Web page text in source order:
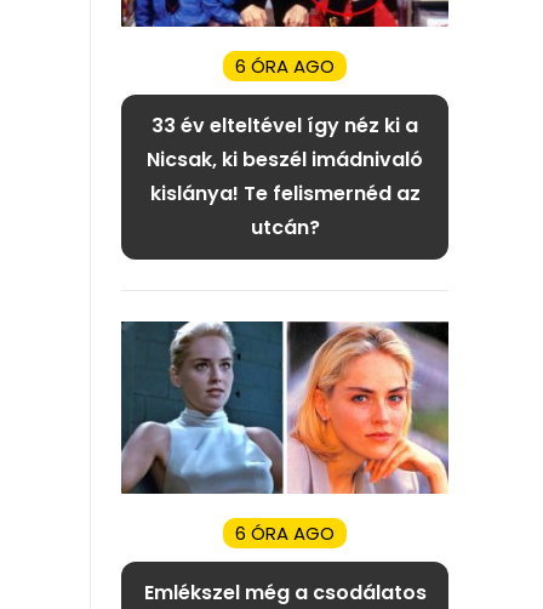
6 ÓRA AGO
33 év elteltével így néz ki a
Nicsak, ki beszél imádnivaló
kislánya! Te felismernéd az
utcán?
6 ÓRA AGO
Emlékszel még a csodálatos